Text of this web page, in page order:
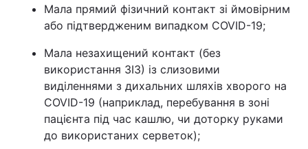
Мала прямий фізичний контакт зі ймовірним
або підтвердженим випадком COVID-19;
Мала незахищений контакт (без
використання ЗІЗ) із слизовими
виділеннями з дихальних шляхів хворого на
COVID-19 (наприклад, перебування в зоні
пацієнта під час кашлю, чи доторку руками
до використаних серветок);